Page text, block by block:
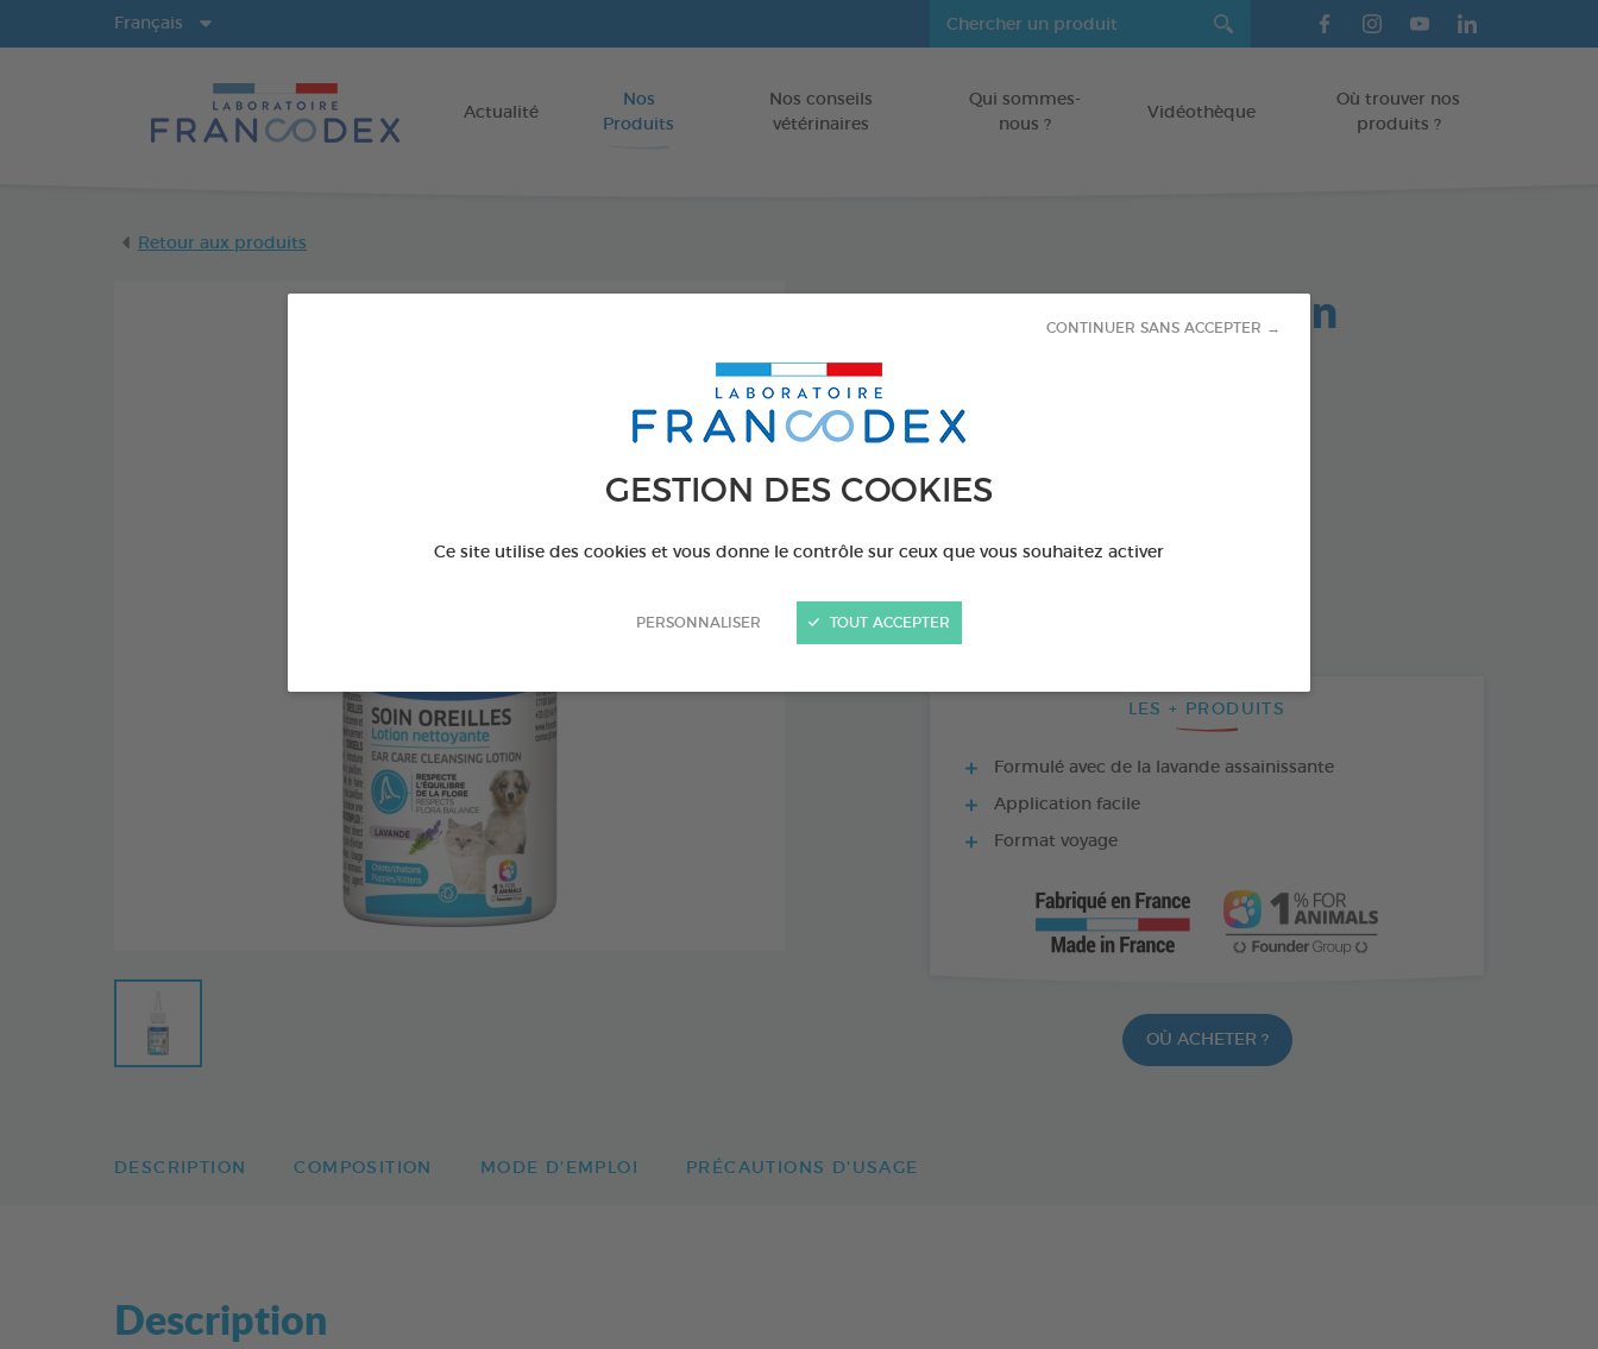
GESTION DES COOKIES
Ce site utilise des cookies et vous donne le contrôle sur ceux que vous souhaitez activer
PERSONNALISER
CONTINUER SANS ACCEPTER →
TOUT ACCEPTER
Aller au contenu
Actualité
Nos
Produits
Nos conseils
vétérinaires
Qui sommes-
nous ?
Vidéothèque
Où trouver nos
produits ?
Français
Retour aux produits
Soin Oreilles Lotion
POUR CHIOTS ET CHATONS
Réf 172196 - Gencod : 3283021721964
PRODUIT DISPONIBLE AUSSI EN :
FLACON DE 125 ML
LES + PRODUITS
Formulé avec de la lavande assainissante
Application facile
Format voyage
OÙ ACHETER ?
DESCRIPTION COMPOSITION MODE D'EMPLOI PRÉCAUTIONS D'USAGE
Description